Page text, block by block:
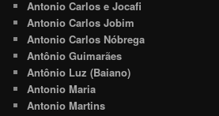
Antonio Carlos e Jocafi
Antonio Carlos Jobim
Antonio Carlos Nóbrega
Antônio Guimarães
Antônio Luz (Baiano)
Antonio Maria
Antonio Martins